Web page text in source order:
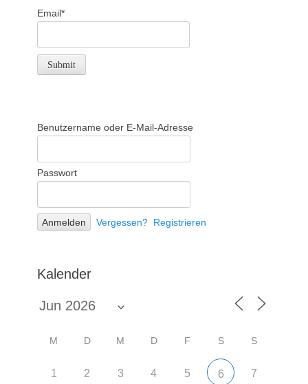
Email*
Benutzername oder E-Mail-Adresse
Passwort
Vergessen? Registrieren
Kalender
M D M D F S S
1 2 3 4 5 6 7